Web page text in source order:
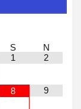
S
N
1
2
8 9